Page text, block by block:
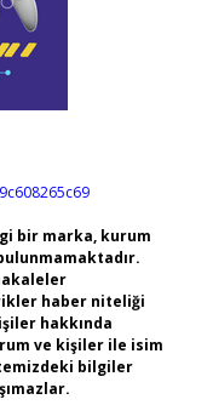
bir marka, kurum
haber niteliği
hakkında
ve kişiler ile isim
bilgiler